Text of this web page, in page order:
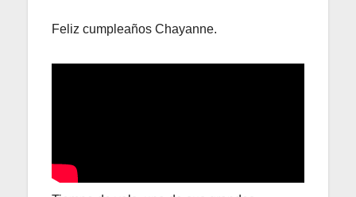
Feliz cumpleaños Chayanne.